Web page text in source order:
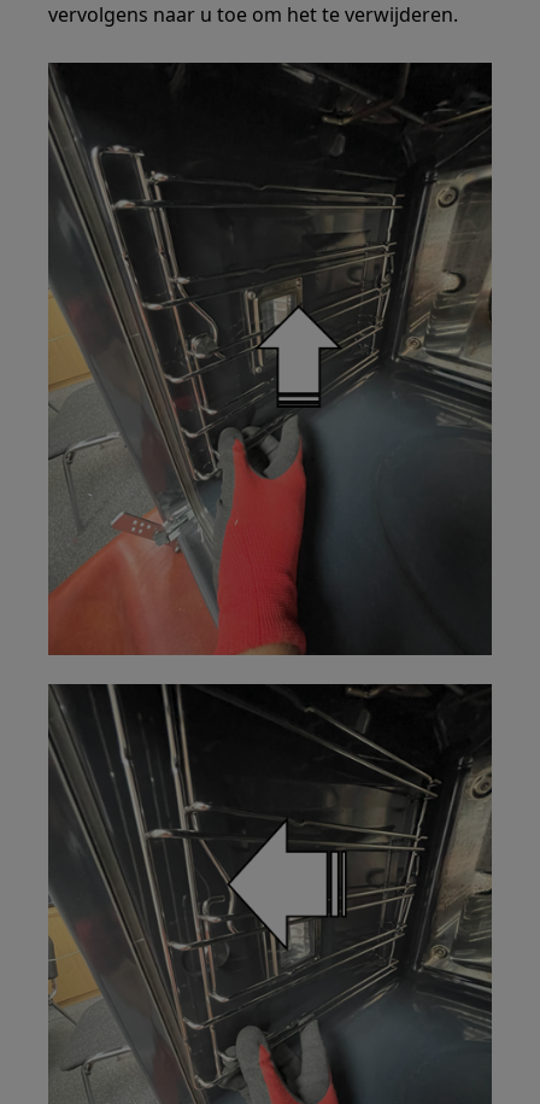
vervolgens naar u toe om het te verwijderen.